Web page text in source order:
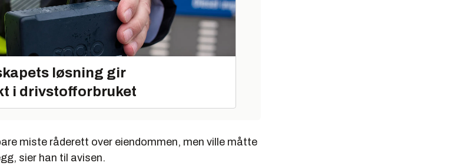
løsning gir
i drivstofforbruket
miste råderett over eiendommen, men ville måtte
sier han til avisen.